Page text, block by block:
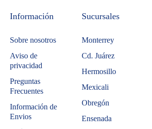
Información
Sobre nosotros
Aviso de
privacidad
Preguntas
Frecuentes
Información de
Envios
Sucursales
Monterrey
Cd. Juárez
Hermosillo
Mexicali
Obregón
Ensenada